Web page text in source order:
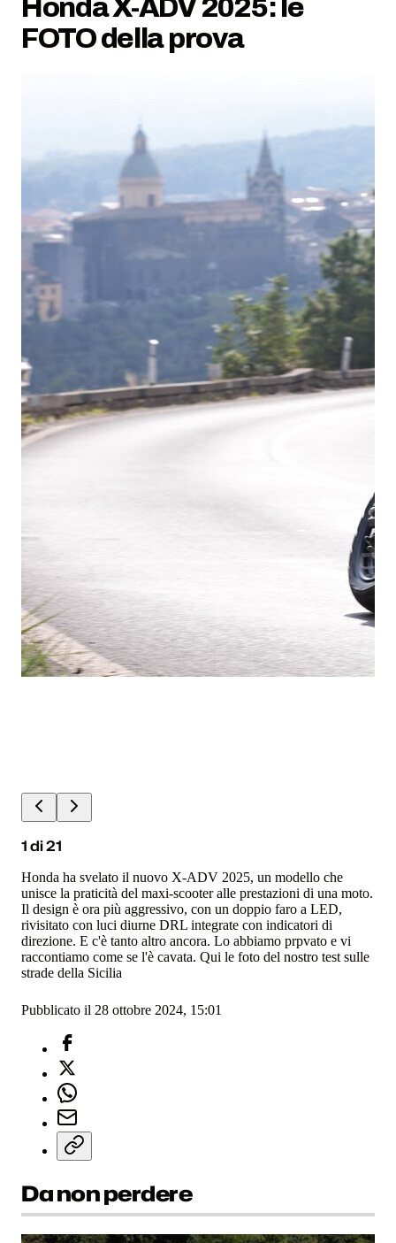
Honda X-ADV 2025: le
FOTO della prova
1di21
Honda ha svelato il nuovo X-ADV 2025, un modello che
unisce la praticità del maxi-scooter alle prestazioni di una moto.
Il design è ora più aggressivo, con un doppio faro a LED,
rivisitato con luci diurne DRL integrate con indicatori di
direzione. E c'è tanto altro ancora. Lo abbiamo prpvato e vi
raccontiamo come se l'è cavata. Qui le foto del nostro test sulle
strade della Sicilia
Pubblicato il 28 ottobre 2024, 15:01
Da non perdere